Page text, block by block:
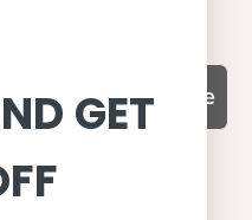
Subscribe
GET